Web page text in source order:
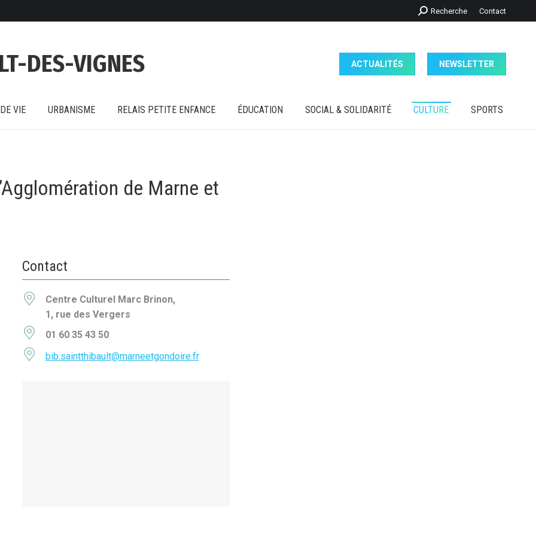
Recherche
:
Recherche Contact
DES-VIGNES ACTUALITÉS NEWSLETTER
VIE URBANISME RELAIS PETITE ENFANCE ÉDUCATION SOCIAL & SOLIDARITÉ CULTURE SPORTS
de Marne et
Contact
Centre Culturel Marc Brinon,
1, rue des Vergers
01 60 35 43 50
bib.saintthibault@marneetgondoire.fr
VIE URBANISME RELAIS PETITE ENFANCE ÉDUCATION SOCIAL & SOLIDARITÉ CULTURE SPORTS